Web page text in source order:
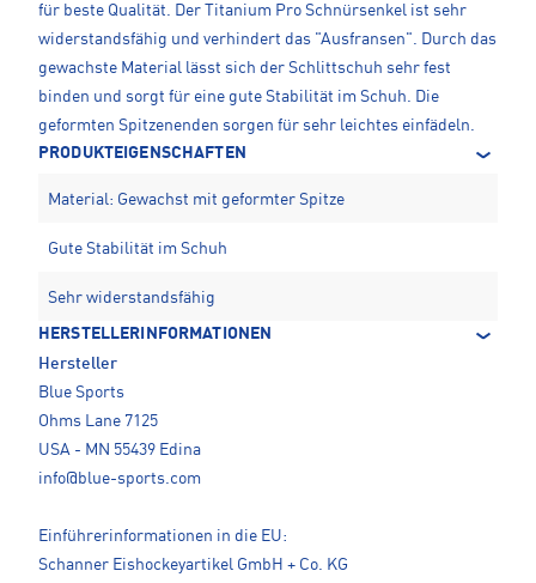
für beste Qualität. Der Titanium Pro Schnürsenkel ist sehr
widerstandsfähig und verhindert das "Ausfransen". Durch das
gewachste Material lässt sich der Schlittschuh sehr fest
binden und sorgt für eine gute Stabilität im Schuh. Die
geformten Spitzenenden sorgen für sehr leichtes einfädeln.
PRODUKTEIGENSCHAFTEN
Material: Gewachst mit geformter Spitze
Gute Stabilität im Schuh
Sehr widerstandsfähig
HERSTELLERINFORMATIONEN
Hersteller
Blue Sports
Ohms Lane 7125
USA - MN 55439 Edina
info@blue-sports.com
Einführerinformationen in die EU:
Schanner Eishockeyartikel GmbH + Co. KG